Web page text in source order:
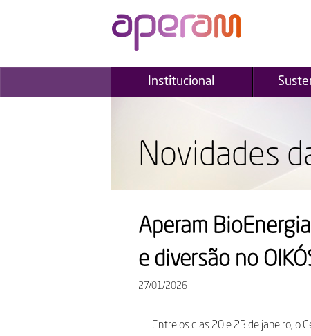
Institucional
Novidades
Aperam
e diversão no
27/01/2026
Entre os dias 20 e 23 de janeiro, o